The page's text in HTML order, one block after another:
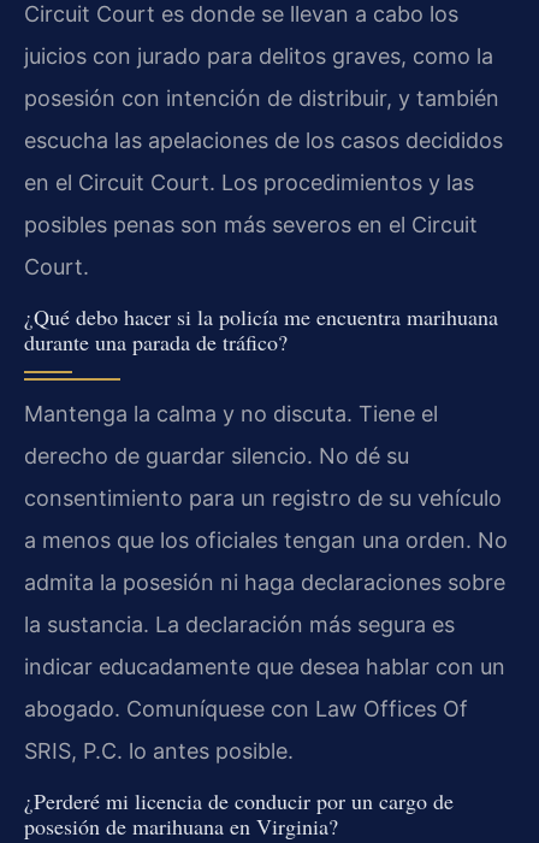
Circuit Court es donde se llevan a cabo los
juicios con jurado para delitos graves, como la
posesión con intención de distribuir, y también
escucha las apelaciones de los casos decididos
en el Circuit Court. Los procedimientos y las
posibles penas son más severos en el Circuit
Court.
¿Qué debo hacer si la policía me encuentra marihuana
durante una parada de tráfico?
Mantenga la calma y no discuta. Tiene el
derecho de guardar silencio. No dé su
consentimiento para un registro de su vehículo
a menos que los oficiales tengan una orden. No
admita la posesión ni haga declaraciones sobre
la sustancia. La declaración más segura es
indicar educadamente que desea hablar con un
abogado. Comuníquese con Law Offices Of
SRIS, P.C. lo antes posible.
¿Perderé mi licencia de conducir por un cargo de
posesión de marihuana en Virginia?